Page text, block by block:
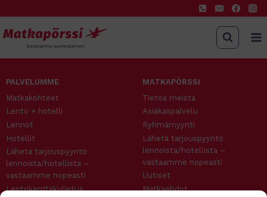
sisältöön
PALVELUMME
Matkakohteet
Lento + hotelli
Lennot
Hotellit
Lähetä tarjouspyyntö
lennoista/hotellista –
vastaamme nopeasti
Lentokenttäkuljetus
MATKAPÖRSSI
Tietoa meistä
Asiakaspalvelu
Ryhmämyynti
Lähetä tarjouspyyntö
lennoista/hotellista –
vastaamme nopeasti
Uutiset
Matkaehdot